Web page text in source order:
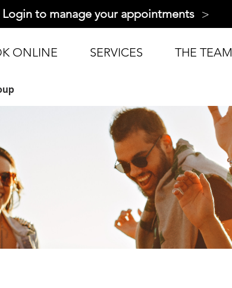
Login to manage your appointments >
ONLINE SERVICES THE TEAM